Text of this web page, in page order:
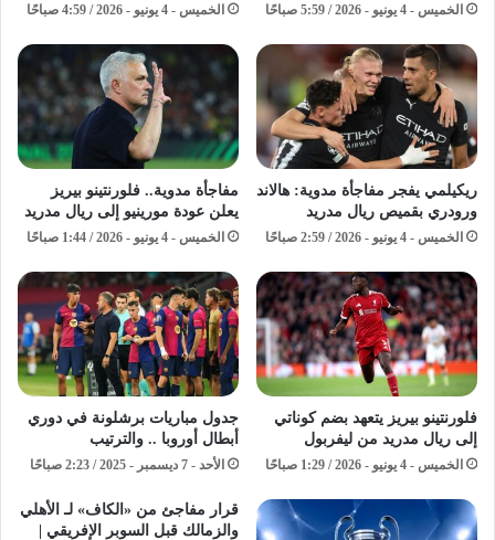
الخميس - 4 يونيو - 2026 / 5:59 صباحًا الخميس - 4 يونيو - 2026 / 4:59 صباحًا
ريكيلمي يفجر مفاجأة مدوية: هالاند
ورودري بقميص ريال مدريد
الخميس - 4 يونيو - 2026 / 2:59 صباحًا
مفاجأة مدوية.. فلورنتينو بيريز
يعلن عودة مورينيو إلى ريال مدريد
الخميس - 4 يونيو - 2026 / 1:44 صباحًا
فلورنتينو بيريز يتعهد بضم كوناتي
إلى ريال مدريد من ليفربول
الخميس - 4 يونيو - 2026 / 1:29 صباحًا
جدول مباريات برشلونة في دوري
أبطال أوروبا .. والترتيب
الأحد - 7 ديسمبر - 2025 / 2:23 صباحًا
قرار مفاجئ من «الكاف» لـ الأهلي
والزمالك قبل السوبر الإفريقي |